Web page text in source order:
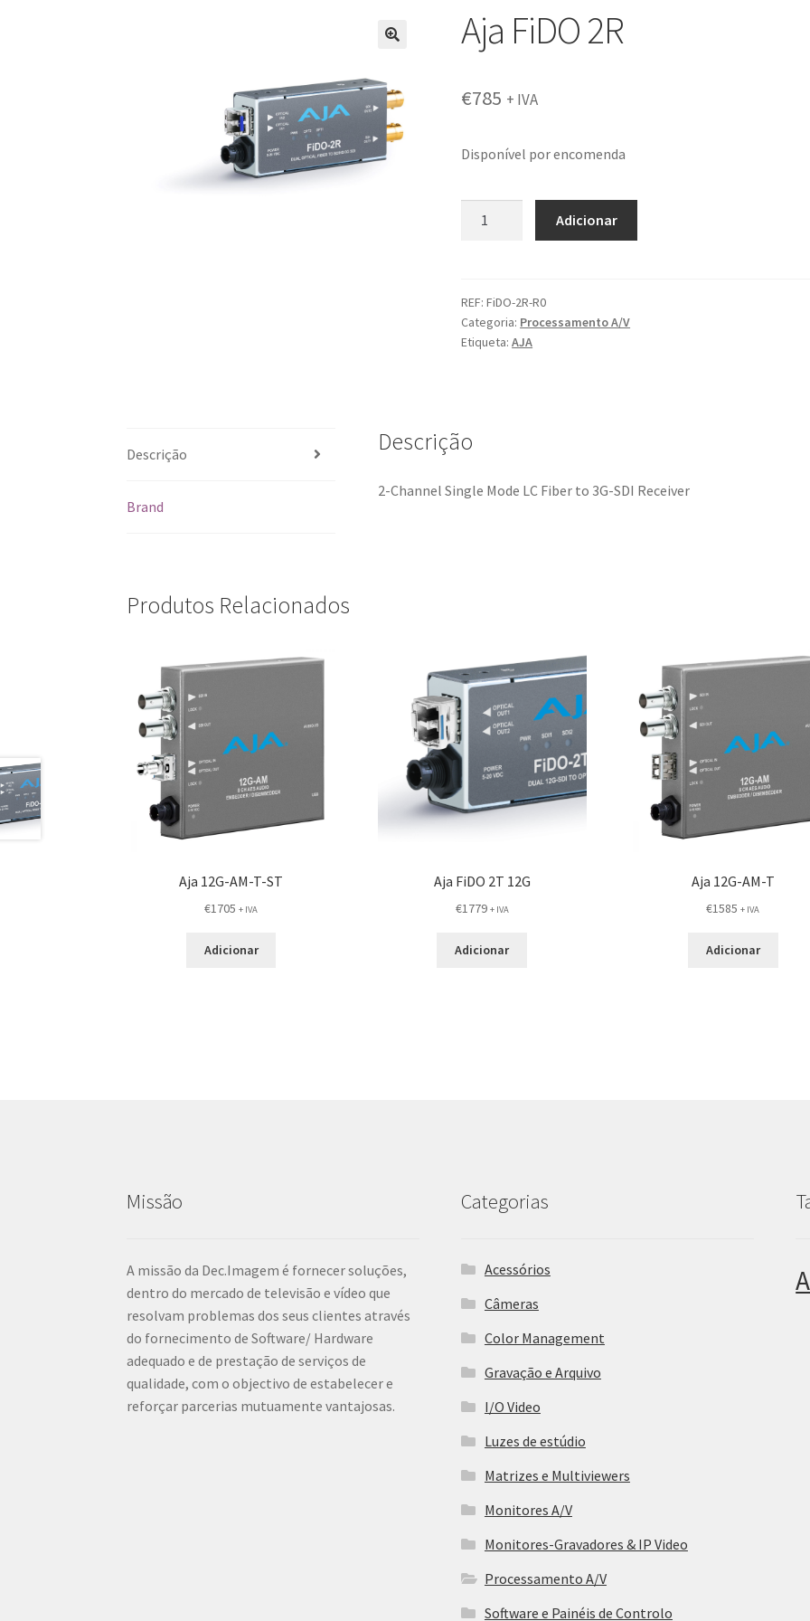
Aja FiDO 2R
€785 + IVA
Disponível por encomenda
2R
Adicionar
REF:FiDO-2R-R0
Categoria: Processamento A/V
Etiqueta:AJA
Descrição
Brand
Descrição
2-Channel Single Mode LC Fiber to 3G-SDI Receiver
Produtos Relacionados
Aja 12G-AM-T-ST
€1705 + IVA
Adicionar
Aja FiDO 2T 12G
€1779 + IVA
Adicionar
Aja 12G-AM-T
€1585 + IVA
Adicionar
Missão
A missão da Dec.Imagem é fornecer soluções,
dentro do mercado de televisão e vídeo que
resolvam problemas dos seus clientes através
do fornecimento de Software/ Hardware
adequado e de prestação de serviços de
qualidade, com o objectivo de estabelecer e
reforçar parcerias mutuamente vantajosas.
Categorias
Acessórios
Câmeras
Color Management
Gravação e Arquivo
I/O Video
Luzes de estúdio
Matrizes e Multiviewers
Monitores A/V
Monitores-Gravadores & IP Video
Processamento A/V
Software e Painéis de Controlo